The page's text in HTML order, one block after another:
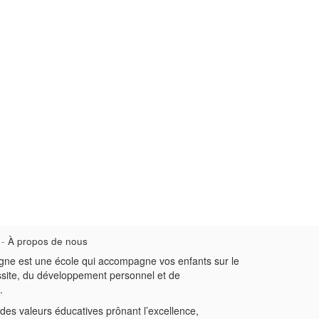
- À propos de nous
est une école qui accompagne vos enfants sur le
du développement personnel et de
valeurs éducatives prônant l’excellence,